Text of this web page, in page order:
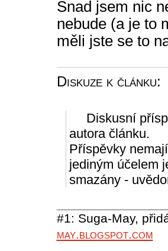
Snad jsem nic
nebude (a je to
měli jste se to
Diskuze k článku:
Diskusní
autora článku.
Příspěvky
jediným účelem
smazány -
#1: Suga-May,
may.blogspot.com